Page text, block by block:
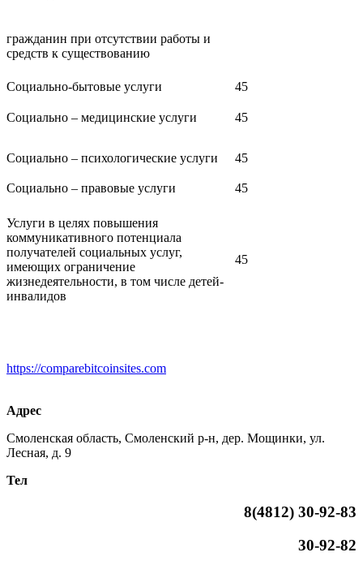
гражданин при отсутствии работы и
средств к существованию
Социально-бытовые услуги 45
Социально – медицинские услуги 45
Социально – психологические услуги 45
Социально – правовые услуги 45
Услуги в целях повышения
коммуникативного потенциала
получателей социальных услуг,
имеющих ограничение
жизнедеятельности, в том числе детей-
инвалидов
45
https://comparebitcoinsites.com
Адрес
Смоленская область, Смоленский р-н, дер. Мощинки, ул.
Лесная, д. 9
Тел
8(4812) 30-92-83
30-92-82